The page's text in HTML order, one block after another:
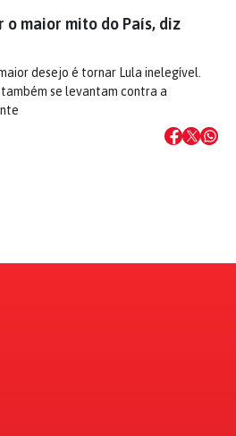
o maior mito do País, diz
desejo é tornar Lula inelegível.
se levantam contra a